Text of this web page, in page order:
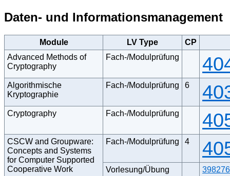
Daten- und Informationsmanagement
Module LV Type CP
Advanced Methods of
Cryptography
Fach-/Modulprüfung
Algorithmische
Kryptographie
Fach-/Modulprüfung 6
Cryptography Fach-/Modulprüfung
CSCW and Groupware:
Concepts and Systems
for Computer Supported
Cooperative Work
Fach-/Modulprüfung 4
Vorlesung/Übung 398276